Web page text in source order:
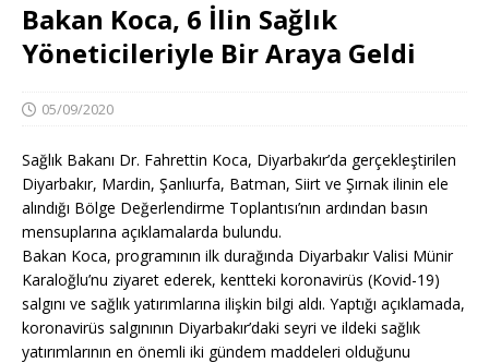
Bakan Koca, 6 İlin Sağlık
Yöneticileriyle Bir Araya Geldi
05/09/2020
Sağlık Bakanı Dr. Fahrettin Koca, Diyarbakır’da gerçekleştirilen
Diyarbakır, Mardin, Şanlıurfa, Batman, Siirt ve Şırnak ilinin ele
alındığı Bölge Değerlendirme Toplantısı’nın ardından basın
mensuplarına açıklamalarda bulundu.
Bakan Koca, programının ilk durağında Diyarbakır Valisi Münir
Karaloğlu’nu ziyaret ederek, kentteki koronavirüs (Kovid-19)
salgını ve sağlık yatırımlarına ilişkin bilgi aldı. Yaptığı açıklamada,
koronavirüs salgınının Diyarbakır’daki seyri ve ildeki sağlık
yatırımlarının en önemli iki gündem maddeleri olduğunu